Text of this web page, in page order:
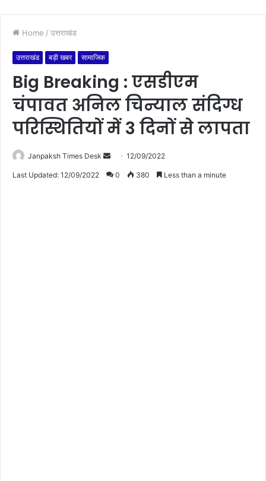
Home / उत्तराखंड
उत्तराखंड बड़ी खबर सामाजिक
Big Breaking : एसडीएम
चंपावत अनिल चिन्याल संदिग्ध
परिस्थितियों में 3 दिनों से लापता
Janpaksh Times Desk
e
12/09/2022
Last Updated: 12/09/2022 0 380 Less than a minute